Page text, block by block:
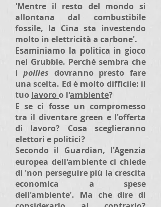
'Mentre il resto del mondo si
allontana dal combustibile
fossile, la Cina sta investendo
molto in elettricità a carbone'.
Esaminiamo la politica in gioco
nel Grubble. Perché sembra che
i pollies dovranno presto fare
una scelta. Ed è molto difficile: il
tuo lavoro o l'ambiente?
E se ci fosse un compromesso
tra il diventare green e l'offerta
di lavoro? Cosa sceglieranno
elettori e politici?
Secondo il Guardian, l'Agenzia
europea dell'ambiente ci chiede
di 'non perseguire più la crescita
economica a spese
dell'ambiente'. Ma che dire di